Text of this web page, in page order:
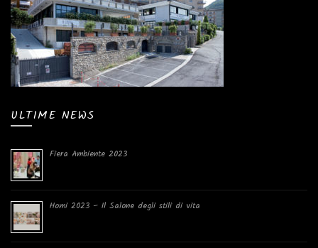
ULTIME NEWS
Fiera Ambiente 2023
Homi 2023 – Il Salone degli stili di vita